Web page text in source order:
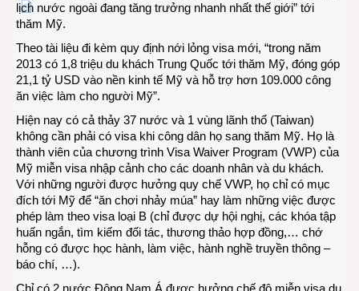
lịch nước ngoài đang tăng trưởng nhanh nhất thế giới” tới
thăm Mỹ.
Theo tài liệu đi kèm quy định nới lỏng visa mới, “trong năm
2013 có 1,8 triệu du khách Trung Quốc tới thăm Mỹ, đóng góp
21,1 tỷ USD vào nền kinh tế Mỹ và hỗ trợ hơn 109.000 công
ăn việc làm cho người Mỹ”.
Hiện nay có cả thảy 37 nước và 1 vùng lãnh thổ (Taiwan)
không cần phải có visa khi công dân họ sang thăm Mỹ. Họ là
thành viên của chương trình Visa Waiver Program (VWP) của
Mỹ miễn visa nhập cảnh cho các doanh nhân và du khách.
Với những người được hưởng quy chế VWP, họ chỉ có mục
đích tới Mỹ để “ăn chơi nhảy múa” hay làm những việc được
phép làm theo visa loại B (chỉ được dự hội nghị, các khóa tập
huấn ngắn, tìm kiếm đối tác, thương thảo hợp đồng,… chớ
hỗng có được học hành, làm việc, hành nghề truyền thông –
báo chí, …).
Chỉ có 2 nước Đông Nam Á được hưởng chế độ miễn visa du